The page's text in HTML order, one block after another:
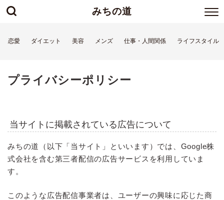
みちの道
恋愛 ダイエット 美容 メンズ 仕事・人間関係 ライフスタイル
プライバシーポリシー
当サイトに掲載されている広告について
みちの道（以下「当サイト」といいます）では、Google株
式会社を含む第三者配信の広告サービスを利用していま
す。
このような広告配信事業者は、ユーザーの興味に応じた商